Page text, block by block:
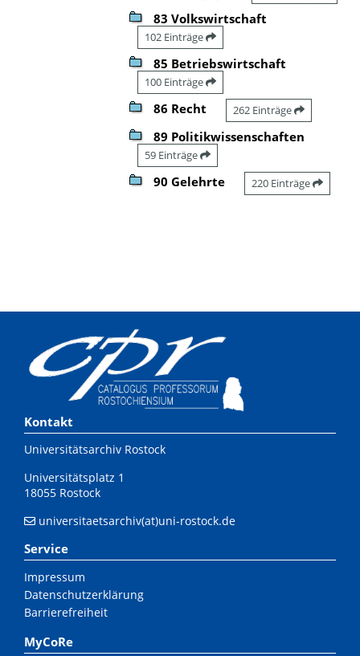
83 Volkswirtschaft
102 Einträge
85 Betriebswirtschaft
100 Einträge
86 Recht 262 Einträge
89 Politikwissenschaften
59 Einträge
90 Gelehrte 220 Einträge
Kontakt
Universitätsarchiv Rostock
Universitätsplatz 1
18055 Rostock
universitaetsarchiv(at)uni-rostock.de
Service
Impressum
Datenschutzerklärung
Barrierefreiheit
MyCoRe